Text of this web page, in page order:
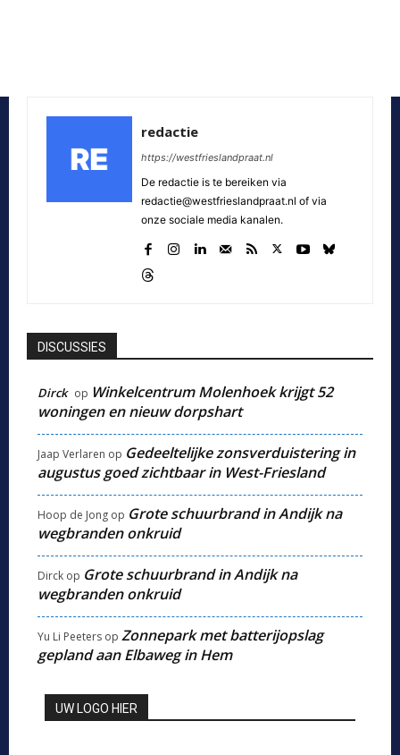
redactie
https://westfrieslandpraat.nl
De redactie is te bereiken via
redactie@westfrieslandpraat.nl of via
onze sociale media kanalen.
DISCUSSIES
Dirck op Winkelcentrum Molenhoek krijgt 52
woningen en nieuw dorpshart
Jaap Verlaren op Gedeeltelijke zonsverduistering in
augustus goed zichtbaar in West-Friesland
Hoop de Jong op Grote schuurbrand in Andijk na
wegbranden onkruid
Dirck op Grote schuurbrand in Andijk na
wegbranden onkruid
Yu Li Peeters op Zonnepark met batterijopslag
gepland aan Elbaweg in Hem
UW LOGO HIER